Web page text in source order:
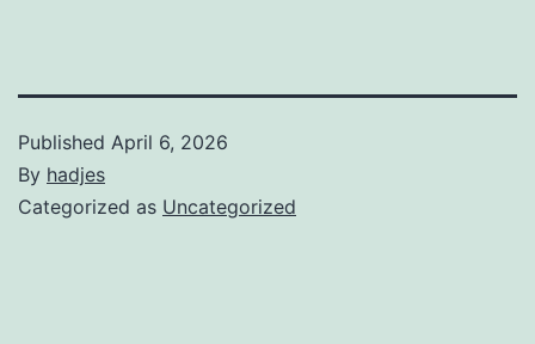
Published April 6, 2026
By hadjes
Categorized as Uncategorized